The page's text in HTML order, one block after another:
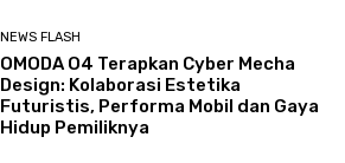
NEWS FLASH
OMODA O4 Terapkan Cyber Mecha
Design: Kolaborasi Estetika
Futuristis, Performa Mobil dan Gaya
Hidup Pemiliknya